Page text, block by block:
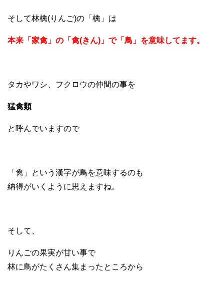
そして林檎(りんご)の「檎」は
本来「家禽」の「禽(きん)」で「鳥」を意味してます。
タカやワシ、フクロウの仲間の事を
猛禽類
と呼んでいますので
「禽」という漢字が鳥を意味するのも
納得がいくように思えますね。
そして、
りんごの果実が甘い事で
林に鳥がたくさん集まったところから